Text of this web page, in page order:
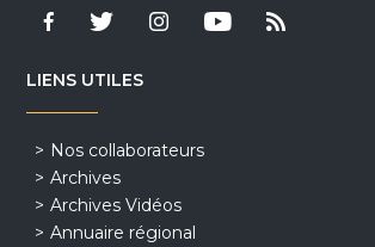
LIENS UTILES
Nos collaborateurs
Archives
Archives Vidéos
Annuaire régional